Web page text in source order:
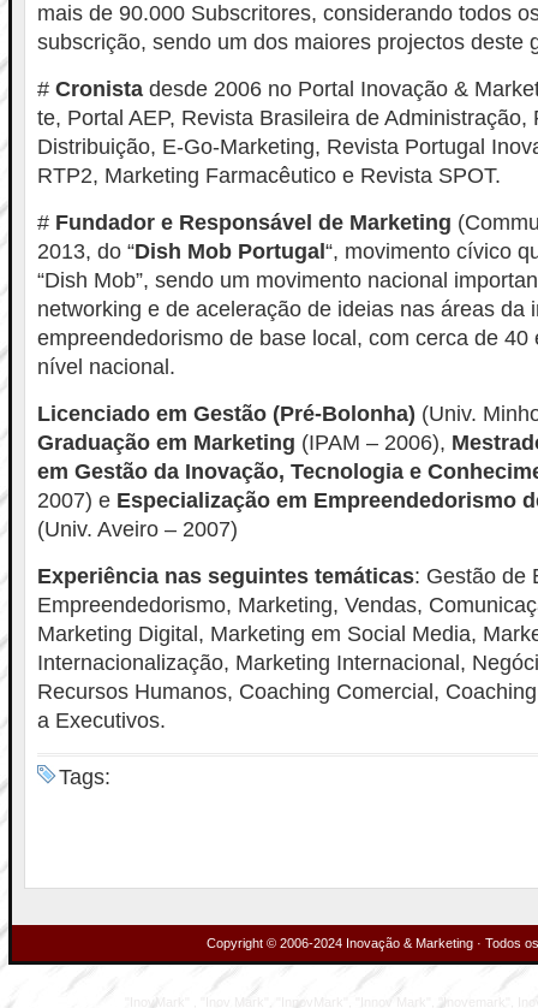
mais de 90.000 Subscritores, considerando todos
subscrição, sendo um dos maiores projectos deste
# Cronista desde 2006 no Portal Inovação &
te, Portal AEP, Revista Brasileira de Administração,
Distribuição, E-Go-Marketing, Revista Portugal
RTP2, Marketing Farmacêutico e Revista SPOT.
# Fundador e Responsável de Marketing
2013, do “Dish Mob Portugal “, movimento cívico
“Dish Mob”, sendo um movimento nacional
networking e de aceleração de ideias nas áreas da
empreendedorismo de base local, com cerca de 40
nível nacional.
Licenciado em Gestão (Pré-Bolonha) (Univ.
Graduação em Marketing (IPAM – 2006),
em Gestão da Inovação, Tecnologia e
2007) e Especialização em Empreendedorismo
(Univ. Aveiro – 2007)
Experiência nas seguintes temáticas: Gestão de
Empreendedorismo, Marketing, Vendas,
Marketing Digital, Marketing em Social Media,
Internacionalização, Marketing Internacional,
Recursos Humanos, Coaching Comercial,
a Executivos.
Tags:
Copyright © 2006-2024 Inovação & Marketing · Todos